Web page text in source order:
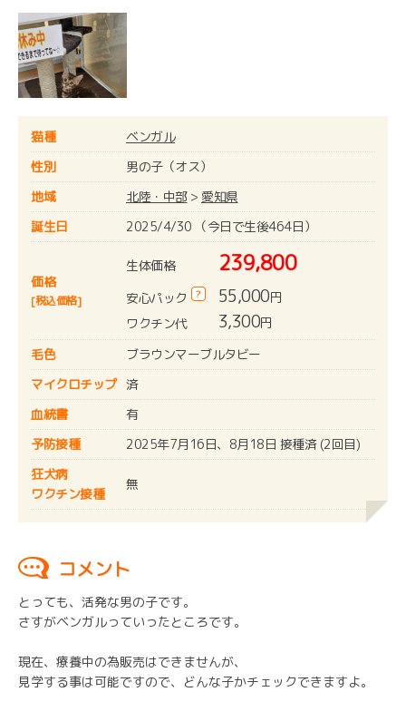
猫種
ベンガル
性別
男の子（オス）
地域
北陸・中部> 愛知県
誕生日
2025/4/30 （今日で生後464日）
価格
[税込価格]
生体価格 239,800
安心パック ? 55,000円
ワクチン代
3,300円
毛色
ブラウンマーブルタビー
マイクロチップ 済
血統書
有
予防接種
2025年7月16日、8月18日 接種済 (2回目)
狂犬病
ワクチン接種
無
コメント
とっても、活発な男の子です。
さすがベンガルっていったところです。
現在、療養中の為販売はできませんが、
見学する事は可能ですので、どんな子かチェックできますよ。